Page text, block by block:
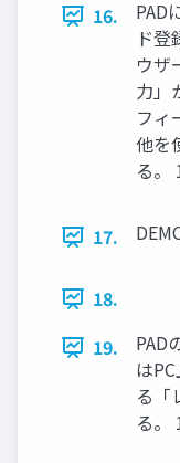
16.
PAD
ド登
ウザ
力」
フィ
他を
る。
17.
18.
19.
PAD
は
る「
る。